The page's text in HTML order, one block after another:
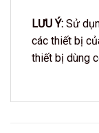
LƯU Ý: Sử
các thiết bị
thiết bị dùng